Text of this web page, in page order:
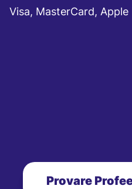
Visa, MasterCard, Apple
Provare